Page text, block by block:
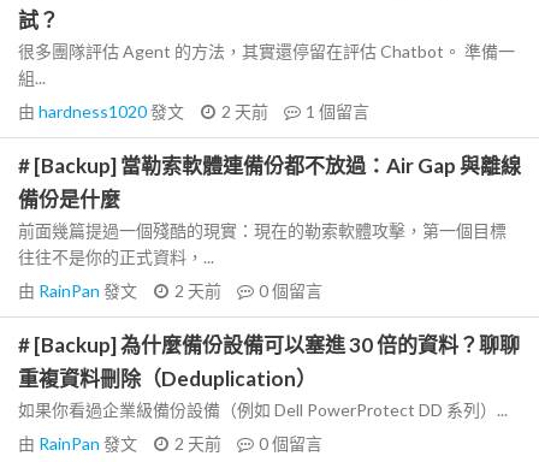
試？
很多團隊評估 Agent 的方法，其實還停留在評估 Chatbot。 準備一
組...
由 hardness1020發文 2 天前 1 個留言
# [Backup] 當勒索軟體連備份都不放過：Air Gap 與離線
備份是什麼
前面幾篇提過一個殘酷的現實：現在的勒索軟體攻擊，第一個目標
往往不是你的正式資料，...
由 RainPan 發文 2 天前 0個留言
# [Backup] 為什麼備份設備可以塞進 30 倍的資料？聊聊
重複資料刪除（Deduplication）
如果你看過企業級備份設備（例如 Dell PowerProtect DD 系列）...
由 RainPan 發文 2 天前 0個留言